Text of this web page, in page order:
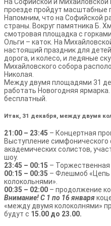
проезде пройдут масштабные
Напомним, что на Софийской
страны. Вокруг памятника Б.
смотровая площадка с
Ольги – каток. На
настоящий праздник для
дорога, и колесо, и ледяные
Михайловского собора
Николая.
Между двумя площадями 31
работать Новогодняя
бесплатный.
Итак, 31 декабря, между двумя
21:00 – 23:45 – Концертная
Выступление симфонического
академических солистов,
шоу.
23:45 – 00:15 – Торжественная
00:15 – 00:35 – Флешмоб
колокольнями».
00:35 – 02:00 – продолжение
Внимание!С 1 по 16 января
«между двумя колоколнями»
будут с 15.00 до 23.00.